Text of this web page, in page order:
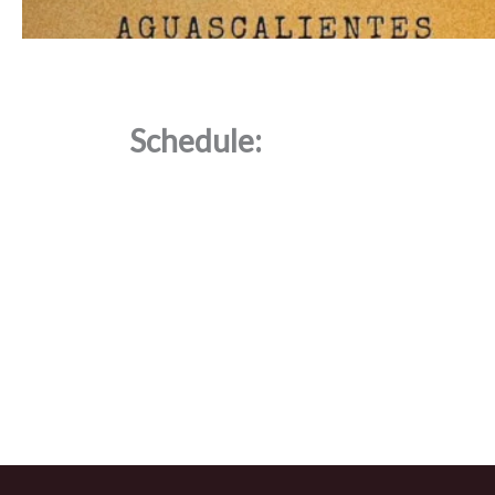
Schedule: